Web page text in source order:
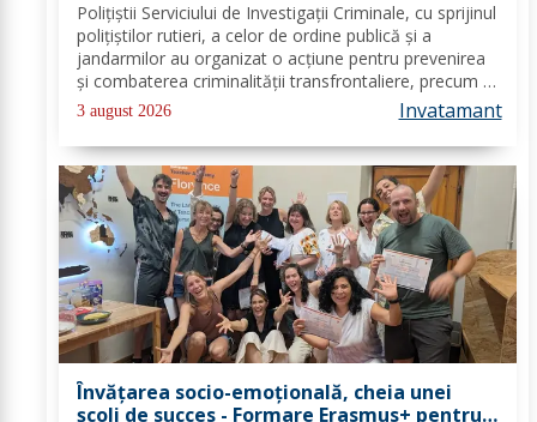
Polițiștii Serviciului de Investigații Criminale, cu sprijinul
polițiștilor rutieri, a celor de ordine publică și a
jandarmilor au organizat o acțiune pentru prevenirea
și combaterea criminalității transfrontaliere, precum și
pentru combaterea traficului și furturilor de
autovehicule, pe raza...
3 august 2026 Invatamant
Învățarea socio-emoțională, cheia unei
școli de succes - Formare Erasmus+ pentru